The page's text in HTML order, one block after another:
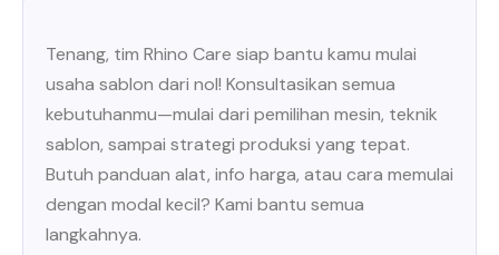
Tenang, tim Rhino Care siap bantu kamu mulai
usaha sablon dari nol! Konsultasikan semua
kebutuhanmu—mulai dari pemilihan mesin, teknik
sablon, sampai strategi produksi yang tepat.
Butuh panduan alat, info harga, atau cara memulai
dengan modal kecil? Kami bantu semua
langkahnya.